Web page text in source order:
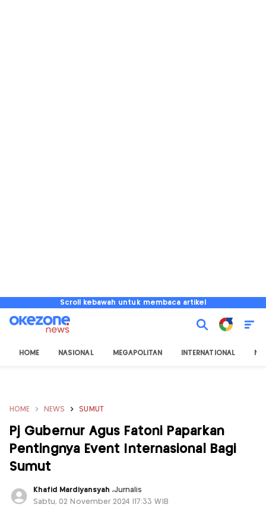
Scroll kebawah untuk membaca artikel
HOME NASIONAL MEGAPOLITAN INTERNATIONAL
HOME NEWS SUMUT
Pj Gubernur Agus Fatoni Paparkan
Pentingnya Event Internasional Bagi
Sumut
Khafid Mardiyansyah ,Jurnalis
Sabtu, 02 November 2024 |17:33 WIB